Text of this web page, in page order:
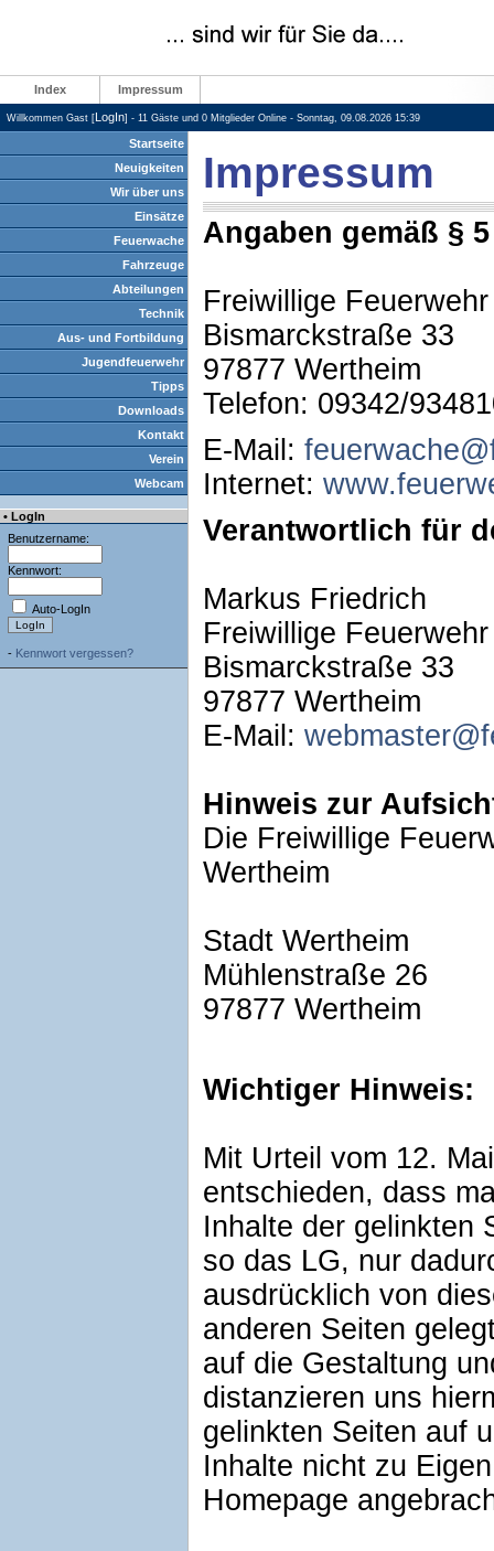
Index Impressum
Willkommen Gast [LogIn] - 11 Gäste und 0 Mitglieder Online - Sonntag, 09.08.2026 15:39
Startseite
Neuigkeiten
Wir über uns
Einsätze
Feuerwache
Fahrzeuge
Abteilungen
Technik
Aus- und Fortbildung
Jugendfeuerwehr
Tipps
Downloads
Kontakt
Verein
Webcam
• LogIn
Benutzername:
Kennwort:
Auto-LogIn
- Kennwort vergessen?
Impressum
Angaben gemäß § 5
Freiwillige
Bismarckstraße 33
97877 Wertheim
Telefon: 09342/
E-Mail:
Internet:
Verantwortlich für
Markus Friedrich
Freiwillige
Bismarckstraße 33
97877 Wertheim
E-Mail:
Hinweis zur
Die Freiwillige
Wertheim
Stadt Wertheim
Mühlenstraße 26
97877 Wertheim
Wichtiger Hinweis:
Mit Urteil vom 12.
entschieden, dass
Inhalte der gelinkten
so das LG, nur
ausdrücklich von
anderen Seiten
auf die Gestaltung
distanzieren uns
gelinkten Seiten auf
Inhalte nicht zu
Homepage